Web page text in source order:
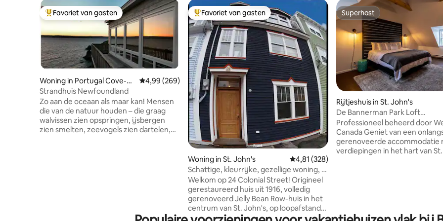
Topfavoriet van gasten
Favoriet van gasten
Woning in Portugal Cove-St.
Philip's
Gemiddelde beoordeling van 4,99 uit 5, 269 recensies
4,99 (269)
Strandhuis Newfoundland
Zo aan de oceaan als maar kan! Mensen
die van de natuur houden – die graag
walvissen zien opspringen, ijsbergen
zien smelten, zeevogels zien dartelen,
Conception Bay – op 15-20 minuutjes
Topfavoriet van gasten
Favoriet van gasten
Woning in St. John's Gemiddelde beoordeling van 4,81 uit 5, 328
4,81 (328)
Schattige, kleurrijke, gezellige woning, 11
slaapplaatsen / 3,5 badkamers,
huisdiervriendelijk
Welkom op 24 Colonial Street! Origineel
gerestaureerd huis uit 1916, volledig
gerenoveerd Jelly Bean Row-huis in het
centrum van St. John's, op loopafstand
van alle bezienswaardigheden. De
Superhost
Superhost
Rijtjeshuis in St. John's
De Bannerman Park Loft
Privéparkeerplaats Kingsize
Professioneel beheerd door
Canada Geniet van een onlangs
gerenoveerde accommodatie
verdiepingen in het hart van
restaurants en het nachtleven